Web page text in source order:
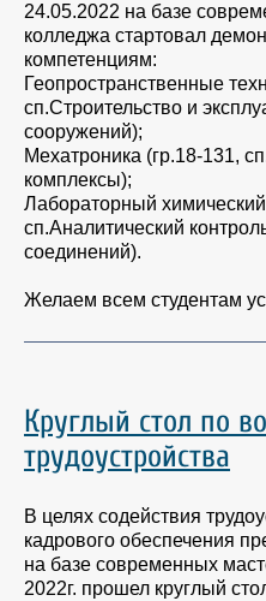
24.05.2022 на базе
колледжа стартовал
компетенциям:
Геопространственные
сп.Строительство и
сооружений);
Мехатроника (гр.18-131,
комплексы);
Лабораторный
сп.Аналитический
соединений).
Желаем всем студентам
Круглый стол по
трудоустройства
В целях содействия
кадрового обеспечения
на базе современных
2022г. прошел круглый